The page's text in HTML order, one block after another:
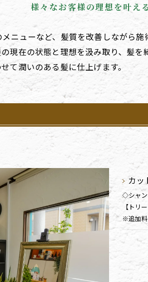
様々なお客様の理想を叶え
ニューなど、髪質を改善しながら
現在の状態と理想を汲み取り、髪
て潤いのある髪に仕上げます。
カッ
◇シャン
【トリ
※追加料